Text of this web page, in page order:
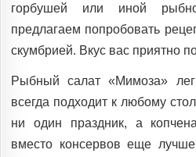
горбушей или иной
предлагаем попробовать
скумбрией. Вкус вас приятно
Рыбный салат «Мимоза»
всегда подходит к любому
ни один праздник, а
вместо консервов еще